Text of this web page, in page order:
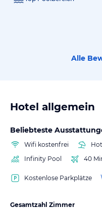
Alle
Hotel allgemein
Beliebteste
Wifi kostenfrei
Infinity Pool
40
Kostenlose Parkplätze
Gesamtzahl Zimmer